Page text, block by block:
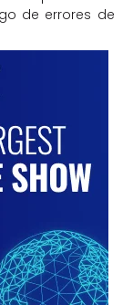
de errores de